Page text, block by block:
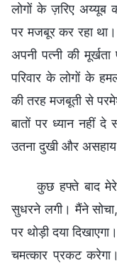
लोगों के ज़रिए अय्यूब
पर मजबूर कर रहा
अपनी पत्नी की
परिवार के लोगों के
की तरह मजबूती से
बातों पर ध्यान नहीं
उतना दुखी और असहाय
कुछ हफ्ते बाद
सुधरने लगी। मैंने
पर थोड़ी दया
चमत्कार प्रकट